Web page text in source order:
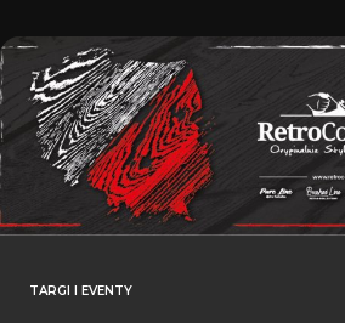
TARGI I EVENTY